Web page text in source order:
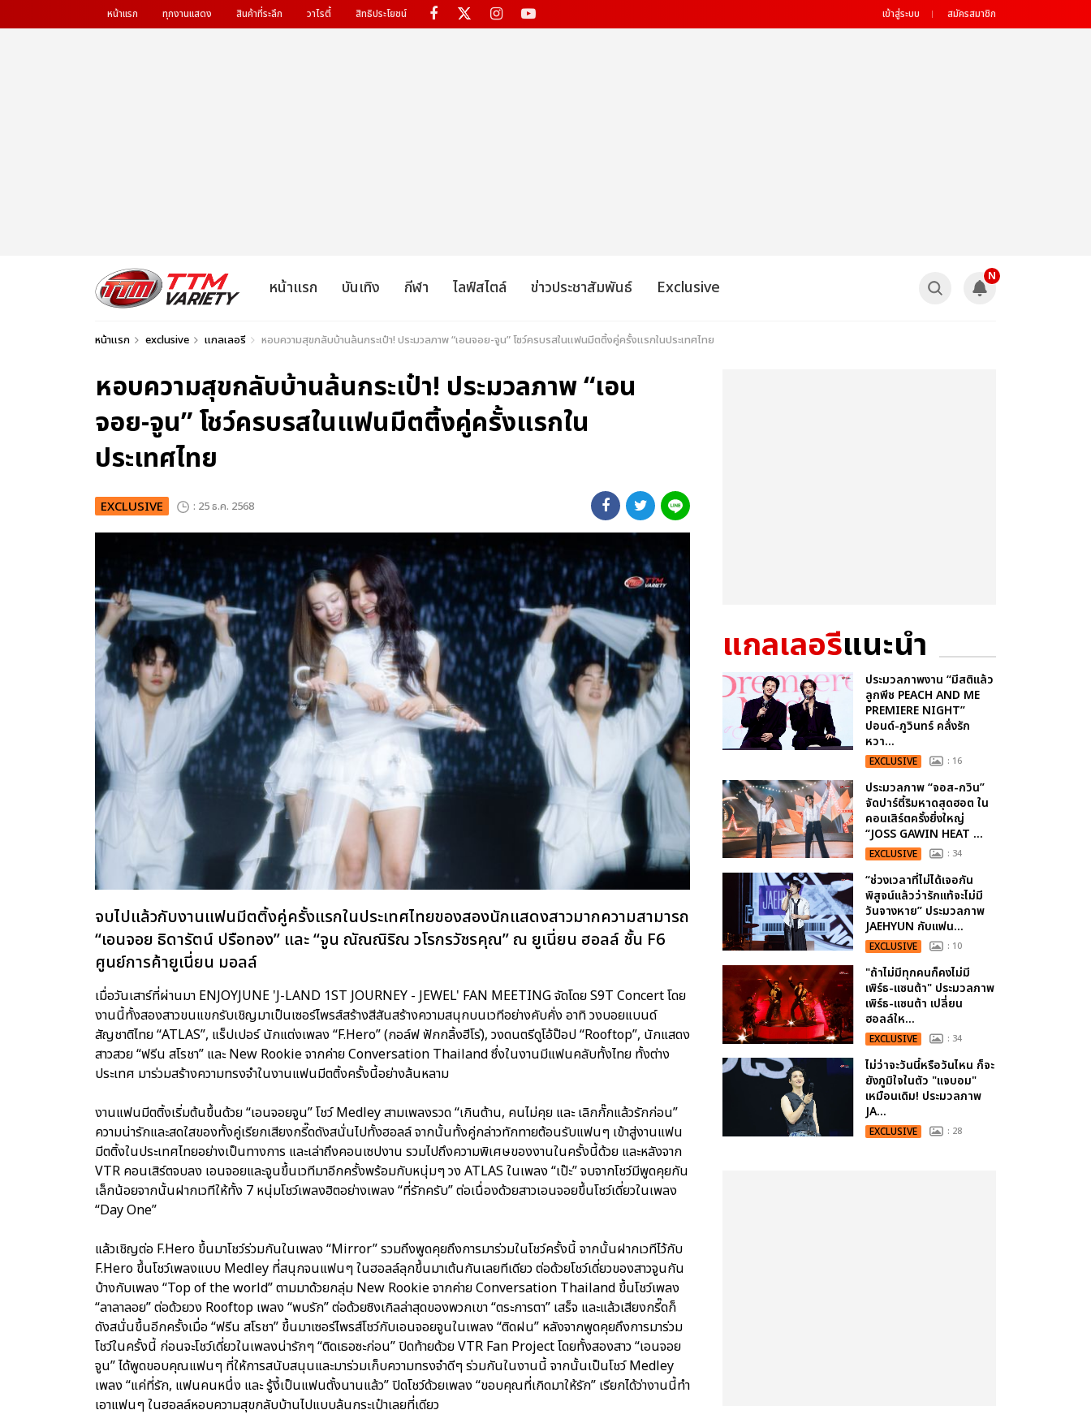
หน้าแรก ทุกงานแสดง สินค้าที่ระลึก วาไรตี้ สิทธิประโยชน์ เข้าสู่ระบบ สมัครสมาชิก
หน้าแรก บันเทิง กีฬา ไลฟ์สไตล์ ข่าวประชาสัมพันธ์ Exclusive
N
หน้าแรก exclusive แกลเลอรี หอบความสุขกลับบ้านล้นกระเป๋า! ประมวลภาพ “เอนจอย-จูน” โชว์ครบรสในแฟนมีตติ้งคู่ครั้งแรกในประเทศไทย
หอบความสุขกลับบ้านล้นกระเป๋า! ประมวลภาพ “เอน
จอย-จูน” โชว์ครบรสในแฟนมีตติ้งคู่ครั้งแรกใน
ประเทศไทย
EXCLUSIVE : 25 ธ.ค. 2568
จบไปแล้วกับงานแฟนมีตติ้งคู่ครั้งแรกในประเทศไทยของสองนักแสดงสาวมากความสามารถ
“เอนจอย ธิดารัตน์ ปรือทอง” และ “จูน ณัณณิริณ วโรกรวัชรคุณ” ณ ยูเนี่ยน ฮอลล์ ชั้น F6
ศูนย์การค้ายูเนี่ยน มอลล์
เมื่อวันเสาร์ที่ผ่านมา ENJOYJUNE 'J-LAND 1ST JOURNEY - JEWEL' FAN MEETING จัดโดย S9T Concert โดย
งานนี้ทั้งสองสาวขนแขกรับเชิญมาเป็นเซอร์ไพรส์สร้างสีสันสร้างความสนุกบนเวทีอย่างคับคั่ง อาทิ วงบอยแบนด์
สัญชาติไทย “ATLAS”, แร็ปเปอร์ นักแต่งเพลง “F.Hero” (กอล์ฟ ฟักกลิ้งฮีโร่), วงดนตรีดูโอ้ป๊อป “Rooftop”, นักแสดง
สาวสวย “ฟรีน สโรชา” และ New Rookie จากค่าย Conversation Thailand ซึ่งในงานมีแฟนคลับทั้งไทย ทั้งต่าง
ประเทศ มาร่วมสร้างความทรงจำในงานแฟนมีตติ้งครั้งนี้อย่างล้นหลาม
งานแฟนมีตติ้งเริ่มต้นขึ้นด้วย “เอนจอยจูน” โชว์ Medley สามเพลงรวด “เกินต้าน, คนไม่คุย และ เลิกกั๊กแล้วรักก่อน”
ความน่ารักและสดใสของทั้งคู่เรียกเสียงกรี๊ดดังสนั่นไปทั้งฮอลล์ จากนั้นทั้งคู่กล่าวทักทายต้อนรับแฟนๆ เข้าสู่งานแฟน
มีตติ้งในประเทศไทยอย่างเป็นทางการ และเล่าถึงคอนเซปงาน รวมไปถึงความพิเศษของงานในครั้งนี้ด้วย และหลังจาก
VTR คอนเสิร์ตจบลง เอนจอยและจูนขึ้นเวทีมาอีกครั้งพร้อมกับหนุ่มๆ วง ATLAS ในเพลง “เป๊ะ” จบจากโชว์มีพูดคุยกัน
เล็กน้อยจากนั้นฝากเวทีให้ทั้ง 7 หนุ่มโชว์เพลงฮิตอย่างเพลง “ที่รักครับ” ต่อเนื่องด้วยสาวเอนจอยขึ้นโชว์เดี่ยวในเพลง
“Day One”
แล้วเชิญต่อ F.Hero ขึ้นมาโชว์ร่วมกันในเพลง “Mirror” รวมถึงพูดคุยถึงการมาร่วมในโชว์ครั้งนี้ จากนั้นฝากเวทีไว้กับ
F.Hero ขึ้นโชว์เพลงแบบ Medley ที่สนุกจนแฟนๆ ในฮอลล์ลุกขึ้นมาเต้นกันเลยทีเดียว ต่อด้วยโชว์เดี่ยวของสาวจูนกัน
บ้างกับเพลง “Top of the world” ตามมาด้วยกลุ่ม New Rookie จากค่าย Conversation Thailand ขึ้นโชว์เพลง
“ลาลาลอย” ต่อด้วยวง Rooftop เพลง “พบรัก” ต่อด้วยซิงเกิลล่าสุดของพวกเขา “ตระการตา” เสร็จ และแล้วเสียงกรี๊ดก็
ดังสนั่นขึ้นอีกครั้งเมื่อ “ฟรีน สโรชา” ขึ้นมาเซอร์ไพรส์โชว์กับเอนจอยจูนในเพลง “ติดฝน” หลังจากพูดคุยถึงการมาร่วม
โชว์ในครั้งนี้ ก่อนจะโชว์เดี่ยวในเพลงน่ารักๆ “ติดเธอซะก่อน” ปิดท้ายด้วย VTR Fan Project โดยทั้งสองสาว “เอนจอย
จูน” ได้พูดขอบคุณแฟนๆ ที่ให้การสนับสนุนและมาร่วมเก็บความทรงจำดีๆ ร่วมกันในงานนี้ จากนั้นเป็นโชว์ Medley
เพลง “แค่ที่รัก, แฟนคนหนึ่ง และ รู้งี้เป็นแฟนตั้งนานแล้ว” ปิดโชว์ด้วยเพลง “ขอบคุณที่เกิดมาให้รัก” เรียกได้ว่างานนี้ทำ
เอาแฟนๆ ในฮอลล์หอบความสุขกลับบ้านไปแบบล้นกระเป๋าเลยที่เดียว
แกลเลอรีแนะนำ
ประมวลภาพงาน “มีสติแล้ว
ลูกพีช PEACH AND ME
PREMIERE NIGHT”
ปอนด์-ภูวินทร์ คลั่งรัก
หวา...
EXCLUSIVE : 16
ประมวลภาพ “จอส-กวิน”
จัดปาร์ตี้ริมหาดสุดฮอต ใน
คอนเสิร์ตครั้งยิ่งใหญ่
“JOSS GAWIN HEAT ...
EXCLUSIVE : 34
“ช่วงเวลาที่ไม่ได้เจอกัน
พิสูจน์แล้วว่ารักแท้จะไม่มี
วันจางหาย” ประมวลภาพ
JAEHYUN กับแฟน...
EXCLUSIVE : 10
"ถ้าไม่มีทุกคนก็คงไม่มี
เพิร์ธ-แซนต้า" ประมวลภาพ
เพิร์ธ-แซนต้า เปลี่ยน
ฮอลล์ให...
EXCLUSIVE : 34
ไม่ว่าจะวันนี้หรือวันไหน ก็จะ
ยังภูมิใจในตัว "แจบอม"
เหมือนเดิม! ประมวลภาพ
JA...
EXCLUSIVE : 28